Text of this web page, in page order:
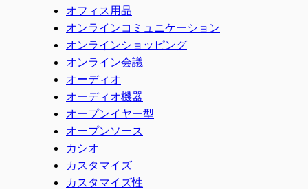
オフィス用品
オンラインコミュニケーション
オンラインショッピング
オンライン会議
オーディオ
オーディオ機器
オープンイヤー型
オープンソース
カシオ
カスタマイズ
カスタマイズ性